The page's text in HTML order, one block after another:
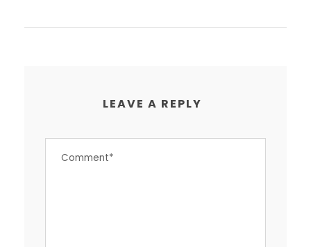
LEAVE A REPLY